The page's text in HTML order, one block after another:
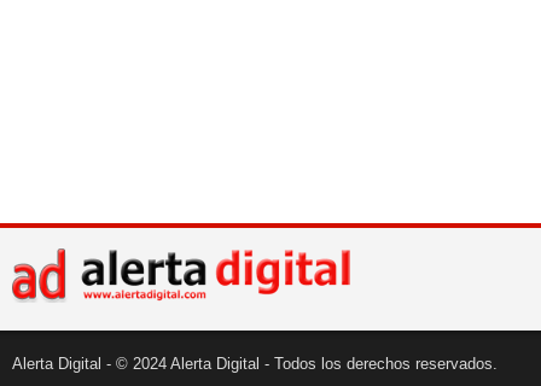
Alerta Digital - © 2024 Alerta Digital - Todos los derechos reservados.